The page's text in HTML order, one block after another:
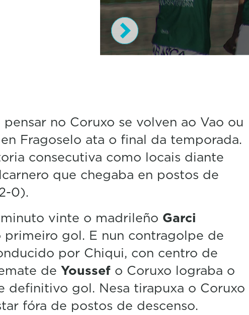
s
o
f
2
m
i
n
s
1
0
s
e
o
d
pensar no Coruxo se volven ao Vao ou
Fragoselo ata o final da temporada.
consecutiva como locais diante
que chegaba en postos de
0).
vinte o madrileño Garci
primeiro gol. E nun contragolpe de
por Chiqui, con centro de
de Youssef o Coruxo lograba o
definitivo gol. Nesa tirapuxa o Coruxo
fóra de postos de descenso.